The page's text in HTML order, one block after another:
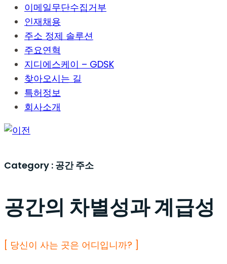
이메일무단수집거부
인재채용
주소 정제 솔루션
주요연혁
지디에스케이 – GDSK
찾아오시는 길
특허정보
회사소개
Category : 공간 주소
공간의 차별성과 계급성
[ 당신이 사는 곳은 어디입니까? ]